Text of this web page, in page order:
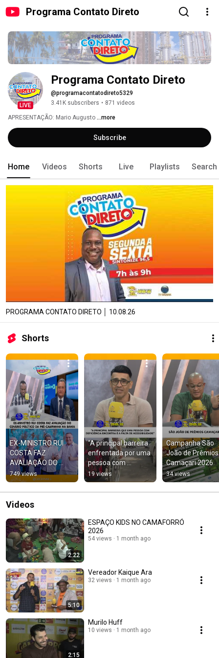
Programa Contato Direto
LIVE
Programa Contato Direto
@programacontatodireto5329
3.41K subscribers • 871 videos
APRESENTAÇÃO: Mario Augusto ...more
Subscribe
Home Videos Shorts Live Playlists Search
PROGRAMA CONTATO DIRETO │ 10.08.26
Shorts
EX-MINISTRO RUI
COSTA FAZ
AVALIAÇÃO DO
CENÁRIO POLÍTICO
DA PRÉ-CAMPANHA
NA BAHIA
749 views
“A principal barreira
enfrentada por uma
pessoa com
deficiência  é  a falta
de acessibilidade.”
19 views
Campanha São
João de Prêmios
Camaçari 2026
34 views
Videos
2:22
ESPAÇO KIDS NO CAMAFORRÓ
2026
54 views 1 month ago
5:10
Vereador Kaique Ara
32 views 1 month ago
2:15
Murilo Huff
10 views 1 month ago